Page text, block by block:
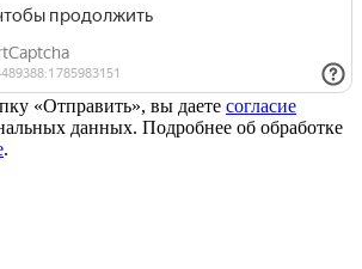
«Отправить», вы даете согласие
данных. Подробнее об обработке
.